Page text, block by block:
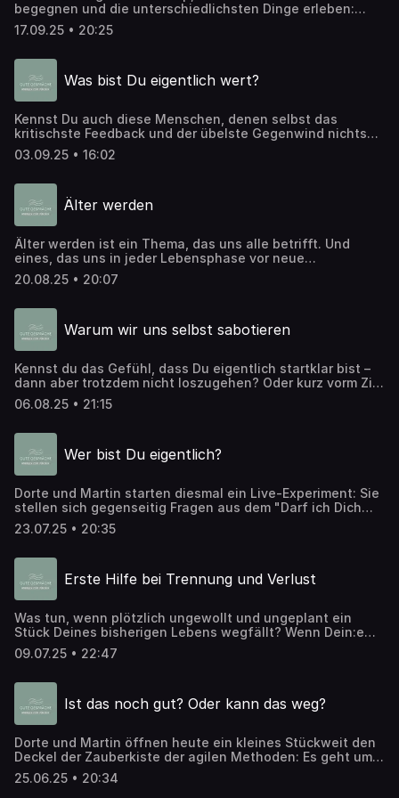
zeigen, wie echtes Zuhören Vertrauen und Verbindung
schafft – beruflich wie privat. Hör rein, wenn du bereit
begegnen und die unterschiedlichsten Dinge erleben:
verrückte, ernüchternde, anstrengende, menschliche,
frustrierende und manchmal vielleicht sogar
Gespräch über die Frage aus: Wie begegnen wir uns da
eigentlich? Und wie kann es für uns alle vielleicht ein
bisschen besser werden?
17.09.25 • 20:25
Was bist Du eigentlich wert?
Kennst Du auch diese Menschen, denen selbst das
kritischste Feedback und der übelste Gegenwind nichts
anhaben können? Irgendwie bewundernswert, nicht
wahr? Wie Du Deinen Selbstwert stärken kannst, erfährst
03.09.25 • 16:02
Älter werden
Älter werden ist ein Thema, das uns alle betrifft. Und
eines, das uns in jeder Lebensphase vor neue
Herausforderungen stellt, neue Fragen mit sich bringt und
uns immerneue Entscheidungen abverlangt. In diesem
und Herausforderungen an, die uns typischerweise im
Lauf des Lebens begegnen. Struggelst auch Du gerade
mit dem Älterwerden? Dann hör in diese Folge rein, denn
20.08.25 • 20:07
Warum wir uns selbst sabotieren
Kennst du das Gefühl, dass Du eigentlich startklar bist –
dann aber trotzdem nicht loszugehen? Oder kurz vorm Ziel
plötzlich aufzugeben? Dann erlebst du wahrscheinlich
Selbstsabotage. In dieser Folge tauschen sich Martin und
und wie Du diesen Kreislauf durchbrechen kannst.
06.08.25 • 21:15
Wer bist Du eigentlich?
Dorte und Martin starten diesmal ein Live-Experiment: Sie
stellen sich gegenseitig Fragen aus dem "Darf ich Dich
das fragen?"-Kartenset von "Hotel Matze" und zack, auf
einmal erfährst Du Dinge über die beiden, die ihnen bis
was soll das Experiment? Es zeigt, wie leicht wir einander
mit den richtigen Fragen noch besser kennenlernen
können. Und dass es sogar noch Spaß macht.
23.07.25 • 20:35
Erste Hilfe bei Trennung und Verlust
Was tun, wenn plötzlich ungewollt und ungeplant ein
Stück Deines bisherigen Lebens wegfällt? Wenn Dein:e
Partner:in Dich verlässt oder Dir die Arbeitsstelle
gekündigt wird, kann das vielleicht eine Erleichterung sein
Dorte erläutern in dieser Episode anhand der "5 Phasen
der Trauer", wie Menschen mit Trennung und Verlust
umgehen. Und es gibt natürlich auch wieder Tipps, Ideen
erträglicher für Dich werden können.
09.07.25 • 22:47
Ist das noch gut? Oder kann das weg?
Dorte und Martin öffnen heute ein kleines Stückweit den
Deckel der Zauberkiste der agilen Methoden: Es geht um
Retrospektiven - und darum, sie direkt ein bisschen zu
entmonstern. Denn anders als der Name vermuten lässt,
25.06.25 • 20:34